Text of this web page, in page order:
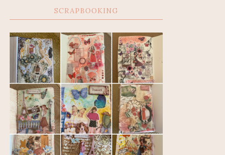
SCRAPBOOKING